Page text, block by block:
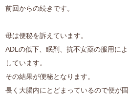
前回からの続きです。
母は便秘を訴えています。
ADLの低下、眠剤、抗不安薬の服用に
しています。
その結果が便秘となります。
長く大腸内にとどまっているので便が固